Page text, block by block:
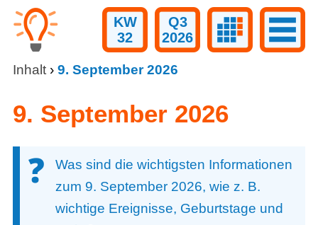
KW
32
Q3
2026
Inhalt› 9. September 2026
9. September 2026
Was sind die wichtigsten Informationen
zum 9. September 2026, wie z. B.
wichtige Ereignisse, Geburtstage und